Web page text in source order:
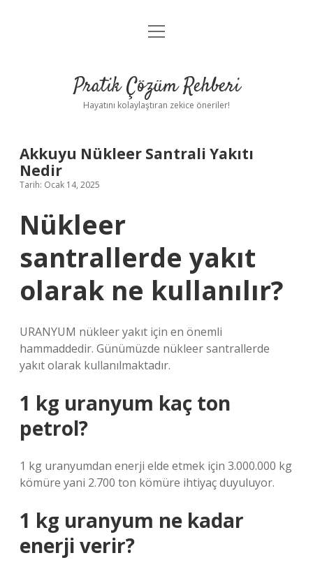
Anasayfa
Yasal Uyarı
menüyü
Pratik Çözüm Rehberi
Hayatını kolaylaştıran zekice öneriler!
Akkuyu Nükleer Santrali Yakıtı
Nedir
Tarih: Ocak 14, 2025
Nükleer
santrallerde yakıt
olarak ne kullanılır?
URANYUM nükleer yakıt için en önemli
hammaddedir. Günümüzde nükleer santrallerde
yakıt olarak kullanılmaktadır.
1 kg uranyum kaç ton
petrol?
1 kg uranyumdan enerji elde etmek için 3.000.000 kg
kömüre yani 2.700 ton kömüre ihtiyaç duyuluyor.
1 kg uranyum ne kadar
enerji verir?